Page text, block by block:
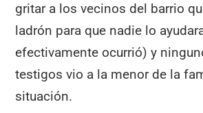
gritar a los vecinos del barrio
ladrón para que nadie lo
efectivamente ocurrió) y
testigos vio a la menor de la
situación.